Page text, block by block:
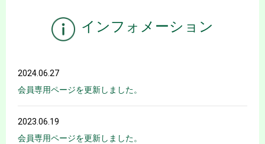
インフォメーション
2024.06.27
会員専用ページを更新しました。
2023.06.19
会員専用ページを更新しました。